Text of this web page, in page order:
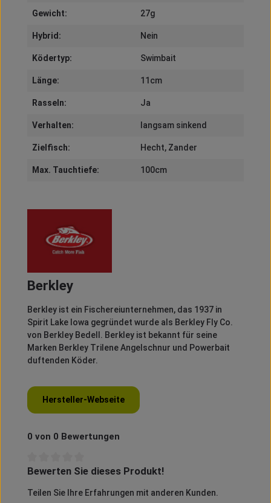
Gewicht: 27g
Hybrid: Nein
Ködertyp: Swimbait
Länge: 11cm
Rasseln: Ja
Verhalten: langsam sinkend
Zielfisch: Hecht, Zander
Max. Tauchtiefe: 100cm
Berkley
Berkleyist ein Fischereiunternehmen, das 1937 in
Spirit Lake Iowa gegründet wurde als Berkley FlyCo.
von Berkley Bedell . Berkleyist bekannt für seine
Marken Berkley TrileneAngelschnur und Powerbait
duftenden Köder.
Hersteller-Webseite
0 von 0 Bewertungen
Durchschnittliche Bewertung von 0 von 5 Sternen
Bewerten Sie dieses Produkt!
Teilen Sie Ihre Erfahrungen mit anderen Kunden.